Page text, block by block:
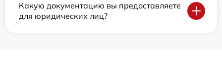
Какую документацию вы предоставляете
для юридических лиц?